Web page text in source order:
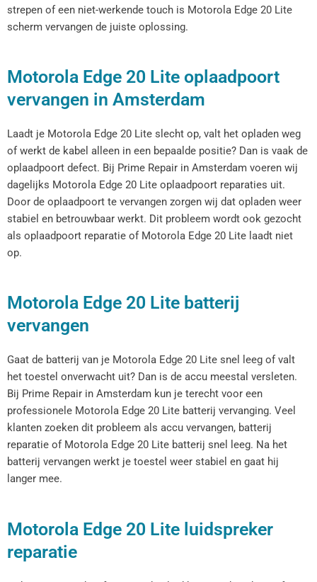
strepen of een niet-werkende touch is Motorola Edge 20 Lite
scherm vervangen de juiste oplossing.
Motorola Edge 20 Lite oplaadpoort
vervangen in Amsterdam
Laadt je Motorola Edge 20 Lite slecht op, valt het opladen weg
of werkt de kabel alleen in een bepaalde positie? Dan is vaak de
oplaadpoort defect. Bij Prime Repair in Amsterdam voeren wij
dagelijks Motorola Edge 20 Lite oplaadpoort reparaties uit.
Door de oplaadpoort te vervangen zorgen wij dat opladen weer
stabiel en betrouwbaar werkt. Dit probleem wordt ook gezocht
als oplaadpoort reparatie of Motorola Edge 20 Lite laadt niet
op.
Motorola Edge 20 Lite batterij
vervangen
Gaat de batterij van je Motorola Edge 20 Lite snel leeg of valt
het toestel onverwacht uit? Dan is de accu meestal versleten.
Bij Prime Repair in Amsterdam kun je terecht voor een
professionele Motorola Edge 20 Lite batterij vervanging. Veel
klanten zoeken dit probleem als accu vervangen, batterij
reparatie of Motorola Edge 20 Lite batterij snel leeg. Na het
batterij vervangen werkt je toestel weer stabiel en gaat hij
langer mee.
Motorola Edge 20 Lite luidspreker
reparatie